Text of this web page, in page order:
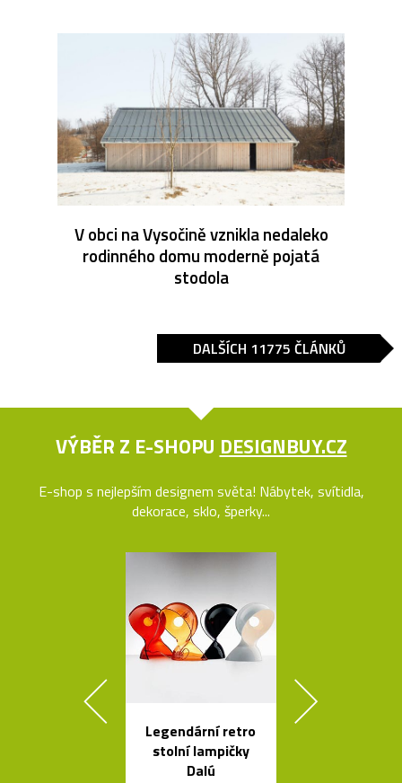
V obci na Vysočině vznikla nedaleko
rodinného domu moderně pojatá
stodola
DALŠÍCH 11775 ČLÁNKŮ
VÝBĚR Z E-SHOPU DESIGNBUY.CZ
E-shop s nejlepším designem světa! Nábytek, svítidla,
dekorace, sklo, šperky...
Legendární retro
stolní lampičky
Dalú